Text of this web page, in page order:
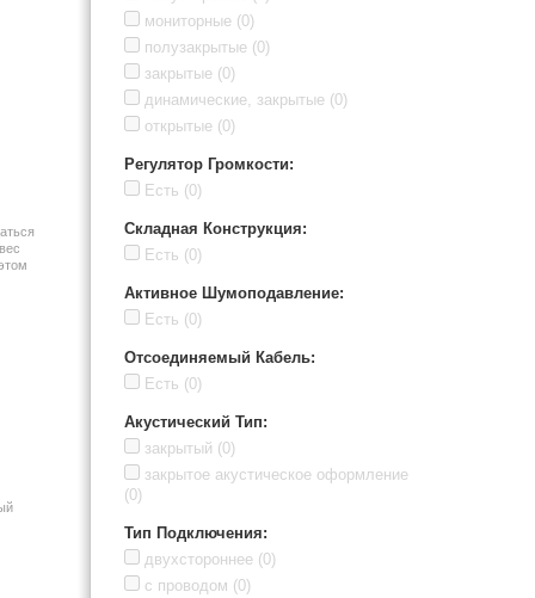
мониторные (0)
полузакрытые (0)
закрытые (0)
динамические, закрытые (0)
открытые (0)
Регулятор Громкости:
Есть (0)
Складная Конструкция:
Есть (0)
Активное Шумоподавление:
Есть (0)
Отсоединяемый Кабель:
Есть (0)
Акустический Тип:
закрытый (0)
закрытое акустическое оформление
(0)
Тип Подключения:
двухстороннее (0)
с проводом (0)